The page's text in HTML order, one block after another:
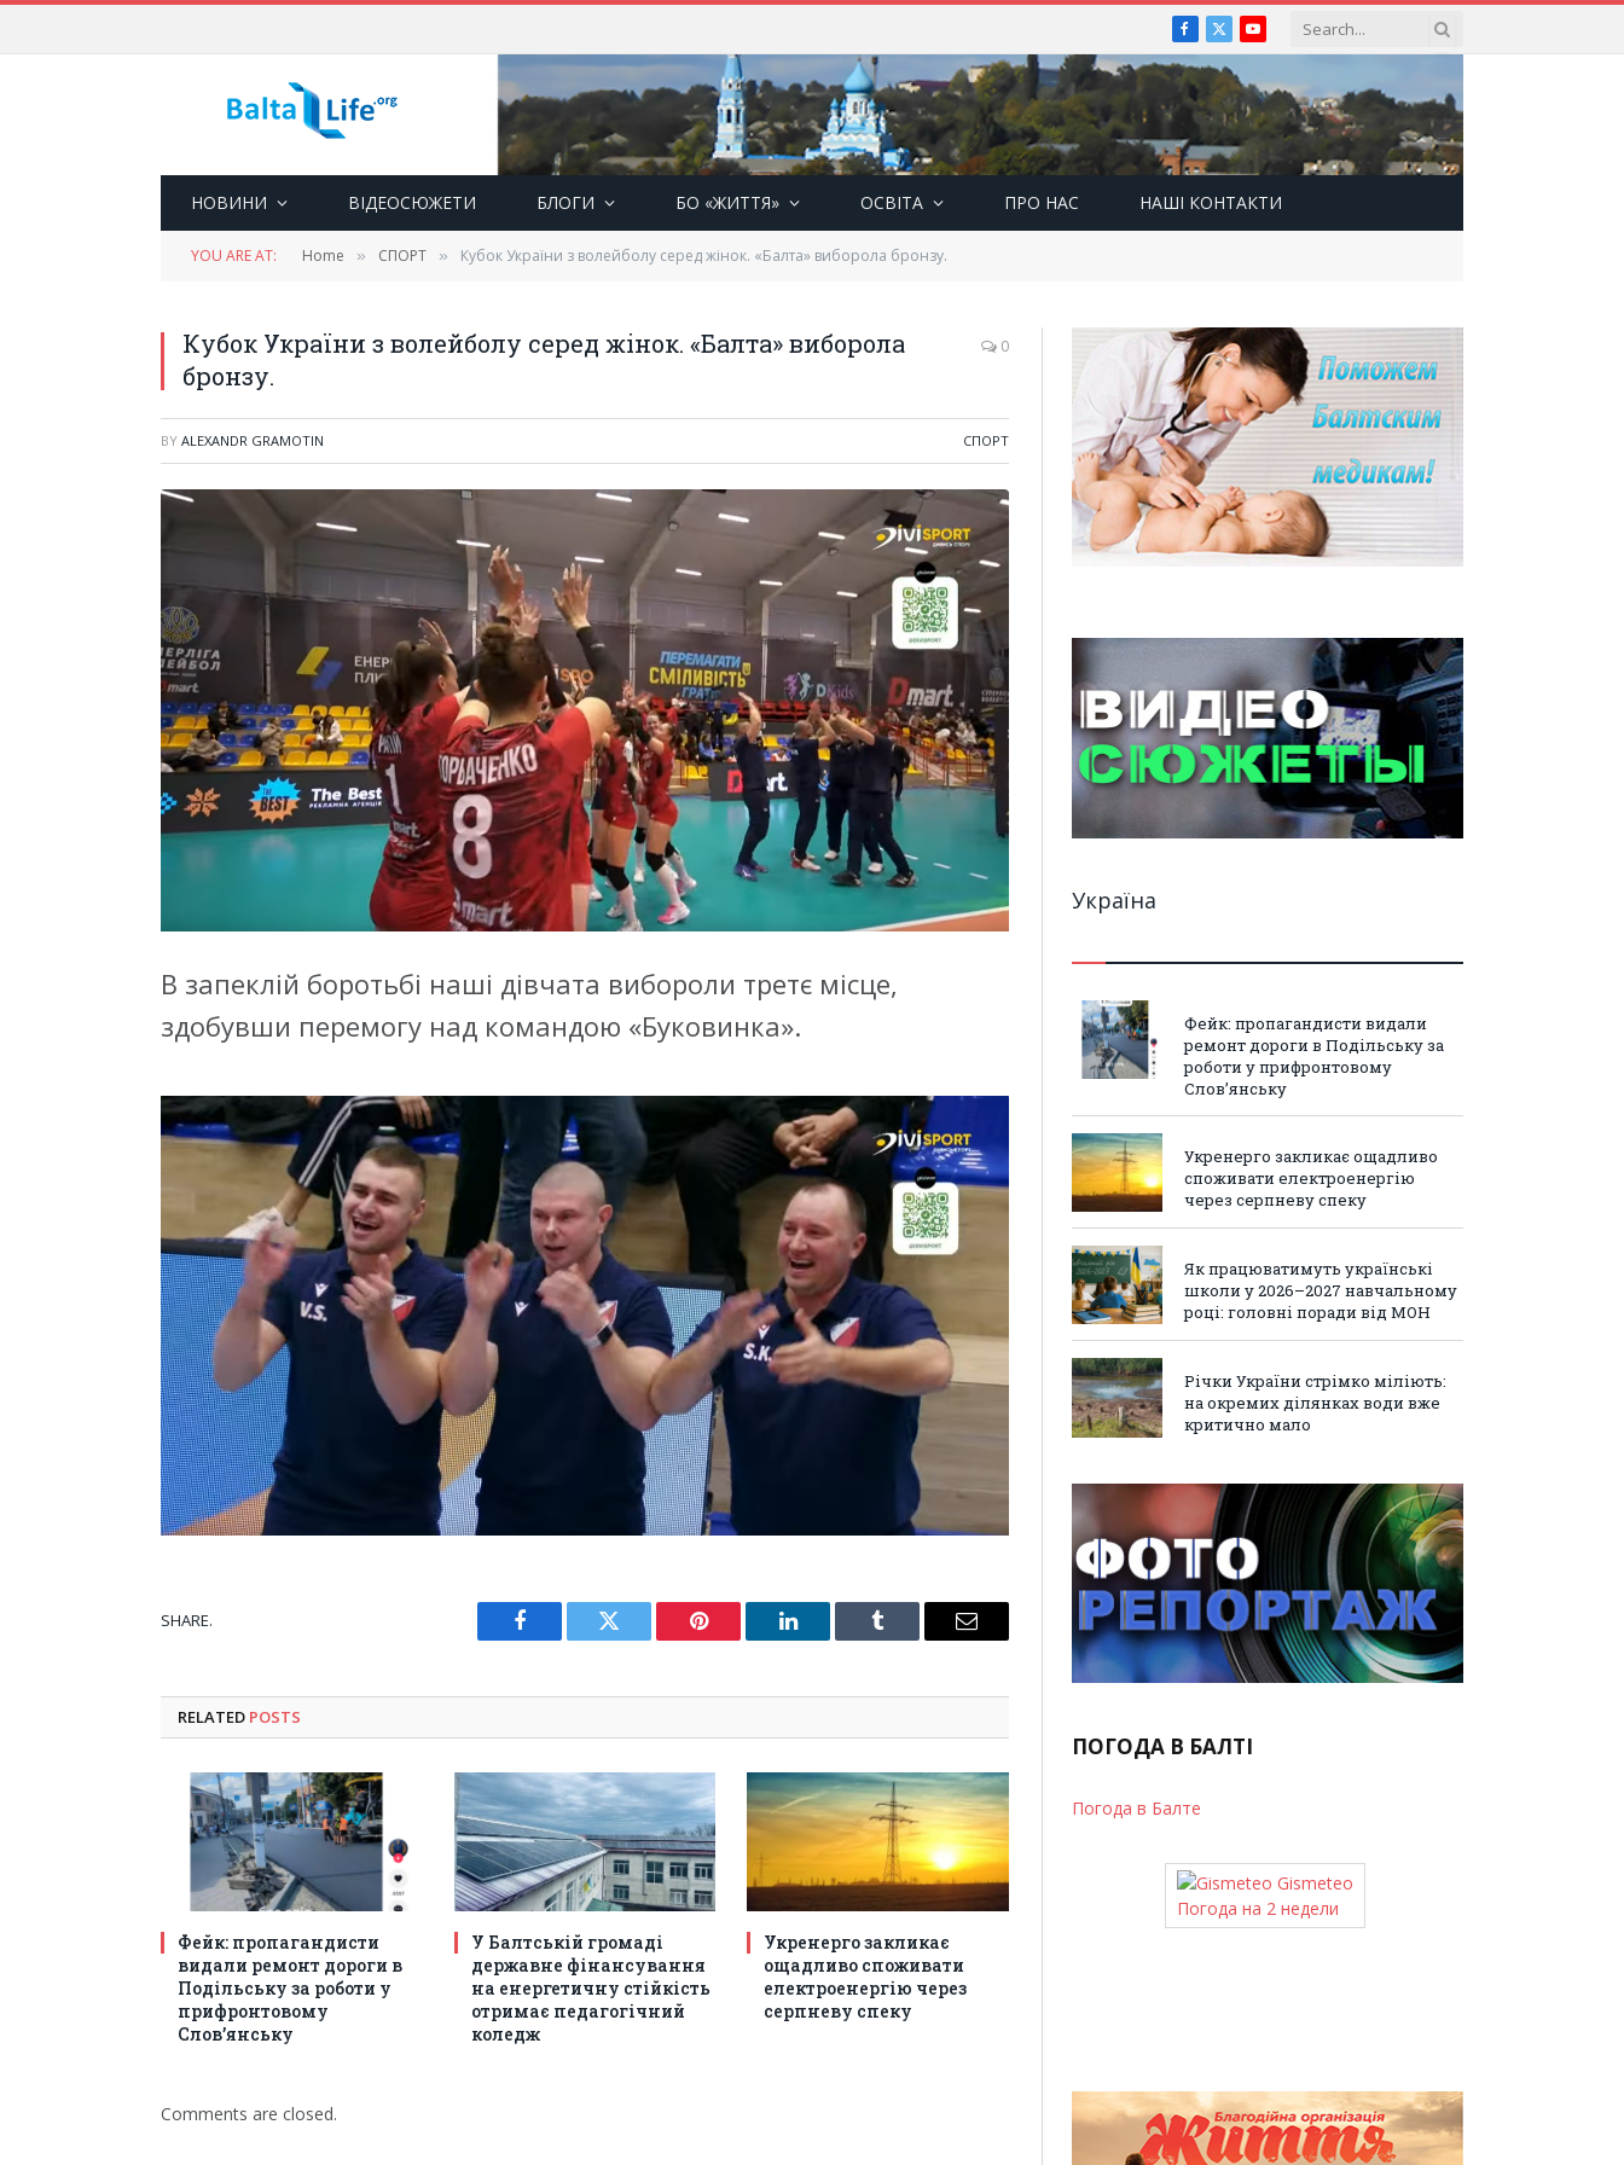
Facebook
X
(Twitter)
YouTube
НОВИНИ ВІДЕОСЮЖЕТИ БЛОГИ БО «ЖИТТЯ» ОСВІТА ПРО НАС НАШІ КОНТАКТИ
YOU ARE AT: Home » СПОРТ » Кубок України з волейболу серед жінок. «Балта» виборола бронзу.
Кубок України з волейболу серед жінок. «Балта» виборола
бронзу.
0
BY ALEXANDR GRAMOTIN СПОРТ
В запеклій боротьбі наші дівчата вибороли третє місце,
здобувши перемогу над командою «Буковинка».
SHARE.
Facebook Twitter Pinterest LinkedIn Tumblr Email
RELATED POSTS
Фейк: пропагандисти
видали ремонт дороги в
Подільську за роботи у
прифронтовому
Слов’янську
У Балтській громаді
державне фінансування
на енергетичну стійкість
отримає педагогічний
коледж
Укренерго закликає
ощадливо споживати
електроенергію через
серпневу спеку
Comments are closed.
Україна
Фейк: пропагандисти видали
ремонт дороги в Подільську за
роботи у прифронтовому
Слов’янську
Укренерго закликає ощадливо
споживати електроенергію
через серпневу спеку
Як працюватимуть українські
школи у 2026–2027 навчальному
році: головні поради від МОН
Річки України стрімко міліють:
на окремих ділянках води вже
критично мало
ПОГОДА В БАЛТІ
Погода в Балте
Gismeteo
Погода на 2 недели